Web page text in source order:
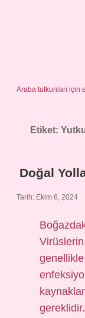
Araba tutkunları için
Etiket:
Doğal
Tarih: Ekim 6, 2024